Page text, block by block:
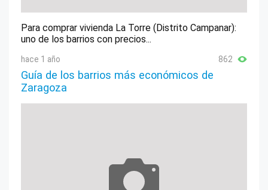
Para comprar vivienda La Torre (Distrito Campanar):
uno de los barrios con precios...
hace 1 año 862
Guía de los barrios más económicos de
Zaragoza